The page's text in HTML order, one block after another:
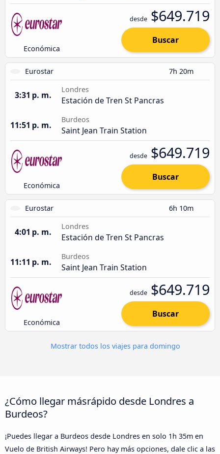
Económica
desde $649.719
Buscar
Eurostar 7h 20m
3:31 p. m.
Londres
Estación de Tren St Pancras
11:51 p. m.
Burdeos
Saint Jean Train Station
Económica
desde $649.719
Buscar
Eurostar 6h 10m
4:01 p. m.
Londres
Estación de Tren St Pancras
11:11 p. m.
Burdeos
Saint Jean Train Station
Económica
desde $649.719
Buscar
Mostrar todos los viajes para domingo
¿Cómo llegar másrápido desde Londres a
Burdeos?
¡Puedes llegar a Burdeos desde Londres en solo 1h 35m en
Vuelo de British Airways! Pero hay más opciones, dale clic a las